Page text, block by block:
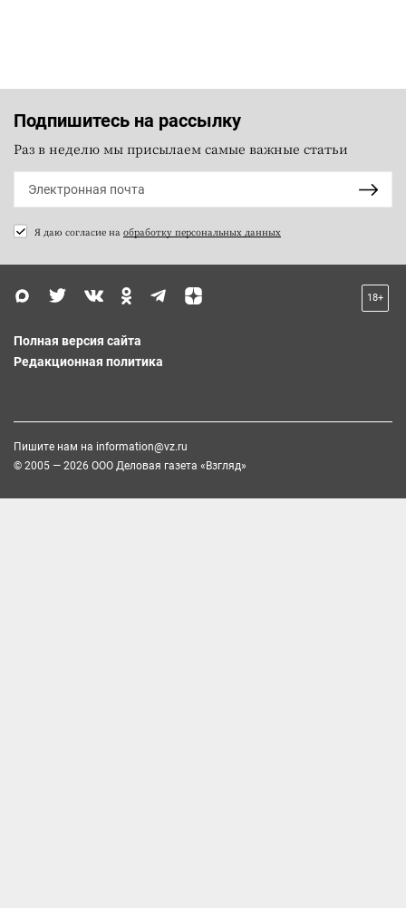
Подпишитесь на рассылку
Раз в неделю мы присылаем самые важные статьи
Я даю согласие на обработку персональных данных
18+
Полная версия сайта
Редакционная политика
Пишите нам на information@vz.ru
© 2005 — 2026 ООО Деловая газета «Взгляд»